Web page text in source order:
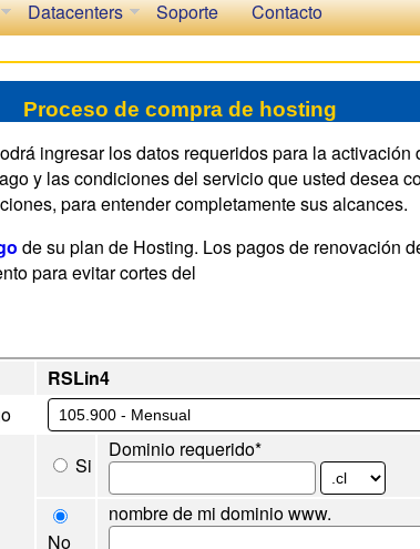
Datacenters Soporte Contacto
Proceso de compra de hosting
ingresar los datos requeridos para la activación
y las condiciones del servicio que usted desea
para entender completamente sus alcances.
de su plan de Hosting. Los pagos de renovación
para evitar cortes del
RSLin4
Si
Dominio requerido*
No
nombre de mi dominio www.